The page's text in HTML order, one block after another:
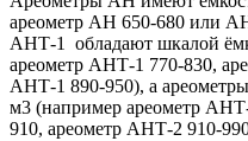
ареометр АН 650-680 или
АНТ-1 обладают шкалой
ареометр АНТ-1 770-830,
АНТ-1 890-950), а
м3 (например ареометр
910, ареометр АНТ-2 910-